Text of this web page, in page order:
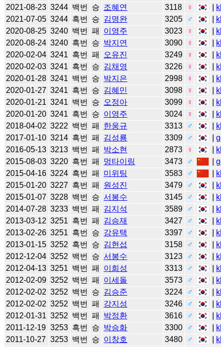
2021-08-23 3244 백번 승 조혜연 3118 ♀
2021-07-05 3244 흑번 승 김명완 3205 ♂
2020-08-25 3240 백번 패 이영주 3023 ♀
2020-08-24 3240 흑번 승 박지연 3090 ♀
2020-02-04 3241 흑번 패 오유진 3249 ♀
2020-02-03 3241 흑번 승 김채영 3226 ♀
2020-01-28 3241 백번 승 박지은 2998 ♀
2020-01-27 3241 흑번 승 김혜민 3098 ♀
2020-01-21 3241 백번 승 오정아 3099 ♀
2020-01-20 3241 흑번 승 이영주 3024 ♀
2018-04-02 3222 백번 패 한웅규 3313 ♂
2017-01-10 3214 흑번 패 김성룡 3309 ♂ |
2016-05-13 3213 백번 패 박소현 2873 ♀
2015-08-03 3220 흑번 패 멍타이링 3473 ♂ |
2015-04-16 3224 흑번 패 미위팅 3583 ♂
2015-01-20 3227 흑번 패 원성진 3479 ♂
2015-01-07 3228 백번 승 서봉수 3145 ♂
2014-07-28 3233 백번 패 김지석 3589 ♂
2013-03-12 3251 흑번 패 김승재 3427 ♂
2013-02-26 3251 흑번 승 강유택 3397 ♂
2013-01-15 3252 흑번 승 김현섭 3158 ♂
2012-12-04 3252 백번 승 서봉수 3123 ♂
2012-04-13 3251 백번 패 이희성 3313 ♂
2012-02-09 3252 백번 패 이세돌 3573 ♂
2012-02-02 3252 백번 승 김승준 3224 ♂
2012-02-02 3252 백번 패 강지성 3246 ♂
2012-01-31 3252 백번 패 박정환 3616 ♂
2011-12-19 3253 흑번 승 박승화 3300 ♂
2011-10-27 3253 백번 승 이창호 3480 ♂